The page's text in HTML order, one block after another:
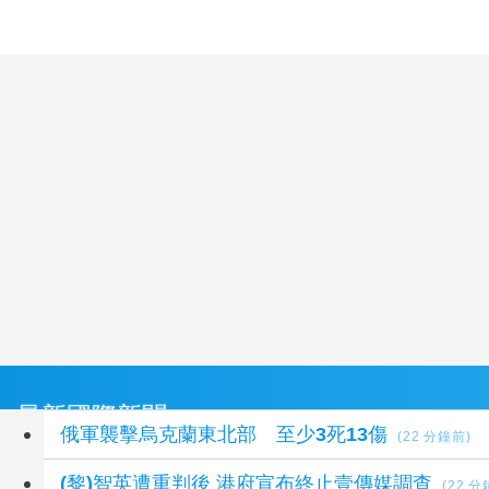
最新國際新聞
俄軍襲擊烏克蘭東北部 至少3死13傷 (22 分鐘前)
(黎)智英遭重判後 港府宣布終止壹傳媒調查